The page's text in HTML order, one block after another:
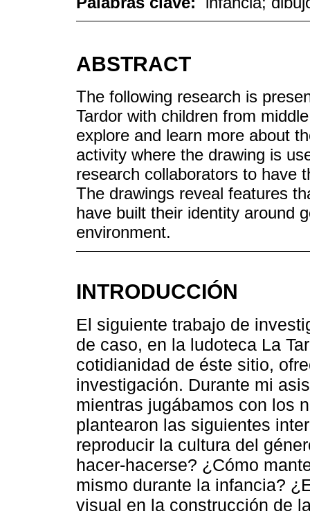
ABSTRACT
The following research is
Tardor with children from
explore and learn more about
activity where the drawing is
research collaborators to have
The drawings reveal features
have built their identity around
environment.
INTRODUCCIÓN
El siguiente trabajo de
de caso, en la ludoteca La
cotidianidad de éste sitio,
investigación. Durante mi
mientras jugábamos con los
plantearon las siguientes
reproducir la cultura del
hacer-hacerse? ¿Cómo
mismo durante la infancia?
visual en la construcción de